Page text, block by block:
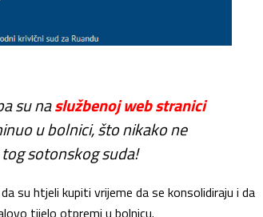
su naslužbenoj web stranici
u bolnici, što nikako ne
sotonskog suda!
su htjeli kupiti vrijeme da se konsolidiraju i da
tijelo otpremi u bolnicu.